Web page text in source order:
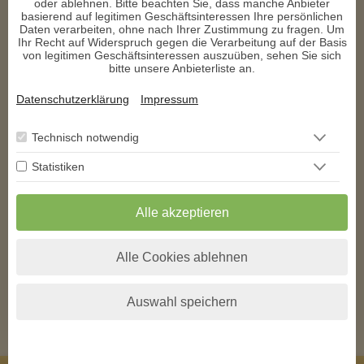
Vielen Dank sehr viele eingetroffen!
t****schrieb am 20.07.2025
Vielen Dank für Deine Unterstützung in meinem Prozess, wie
immer klar und mega gut
1 2
11
12
13 14 15 16 > >>
AstroGroup-Portalen
* Alle angegebenen Preise verstehen sich inkl. der jeweils gültigen Umsatzsteuer
Festnetz*
Mobilfunk*
oder ablehnen. Bitte beachten Sie, dass manche Anbieter
basierend auf legitimen Geschäftsinteressen Ihre persönlichen
Daten verarbeiten, ohne nach Ihrer Zustimmung zu fragen. Um
Ihr Recht auf Widerspruch gegen die Verarbeitung auf der Basis
von legitimen Geschäftsinteressen auszuüben, sehen Sie sich
bitte unsere Anbieterliste an.
Datenschutzerklärung Impressum
Technisch notwendig
Statistiken
Alle akzeptieren
Alle Cookies ablehnen
Auswahl speichern